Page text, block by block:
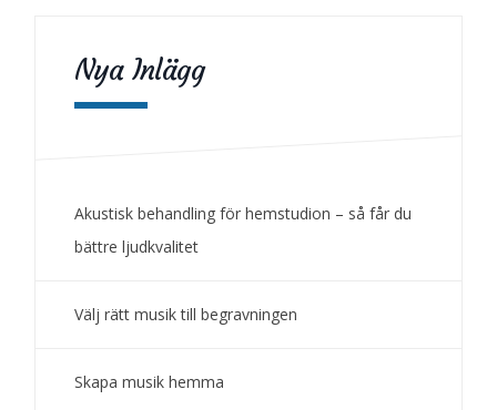
Nya Inlägg
Akustisk behandling för hemstudion – så får du
bättre ljudkvalitet
Välj rätt musik till begravningen
Skapa musik hemma